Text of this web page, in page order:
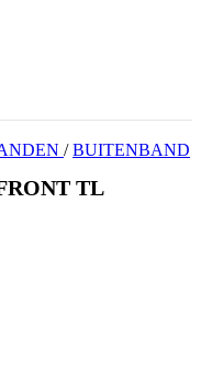
/ BUITENBAND
TL
aantal